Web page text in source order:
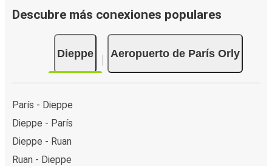
Descubre más conexiones populares
Dieppe Aeropuerto de París Orly
París - Dieppe
Dieppe - París
Dieppe - Ruan
Ruan - Dieppe